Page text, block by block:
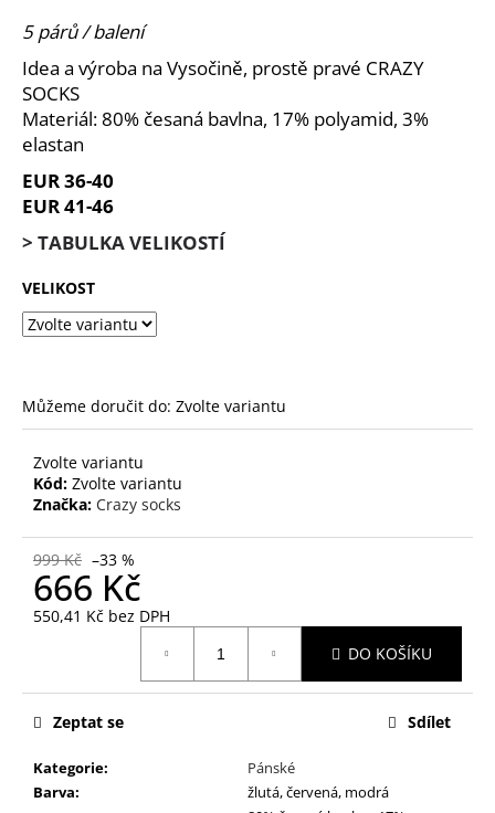
0,0
z
5
hvězdiček.
5 párů / balení
Idea a výroba na Vysočině, prostě pravé CRAZY
SOCKS
Materiál: 80% česaná bavlna, 17% polyamid, 3%
elastan
EUR 36-40
EUR 41-46
> TABULKA VELIKOSTÍ
VELIKOST
Můžeme doručit do: Zvolte variantu
Zvolte variantu
Kód: Zvolte variantu
Značka: Crazy socks
999 Kč –33 %
666 Kč
550,41 Kč bez DPH
DO KOŠÍKU
Kategorie:
Pánské
Barva:
žlutá, červená, modrá
Zeptat se Sdílet
a
j
í
t
?
HLEDAT
p
o
u
j
e
m
e
328
Kč